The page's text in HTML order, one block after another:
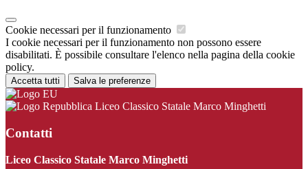
Cookie necessari per il funzionamento
I cookie necessari per il funzionamento non possono essere
disabilitati. È possibile consultare l'elenco nella pagina della cookie
policy.
Accetta tutti Salva le preferenze
Liceo Classico Statale Marco Minghetti
Contatti
Liceo Classico Statale Marco Minghetti